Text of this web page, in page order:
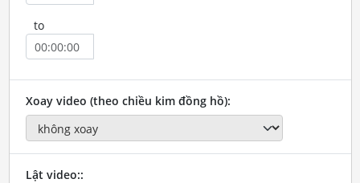
to
Xoay video (theo chiều kim đồng hồ):
Lật video::